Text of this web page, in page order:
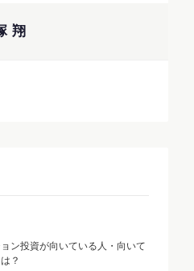
翔
ン投資が向いている人・向いて
？